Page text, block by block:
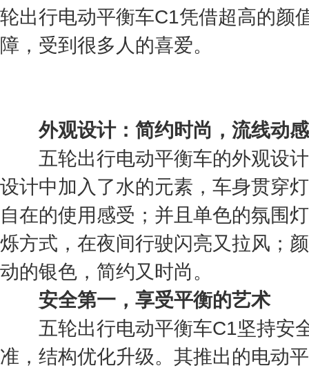
轮出行电动平衡车C1凭借超高的颜
障，受到很多人的喜爱。
外观设计：简约时尚，流线动感
五轮出行电动平衡车的外观设计
设计中加入了水的元素，车身贯穿
自在的使用感受；并且单色的氛围
烁方式，在夜间行驶闪亮又拉风；
动的银色，简约又时尚。
安全第一，享受平衡的艺术
五轮出行电动平衡车C1坚持安
准，结构优化升级。其推出的电动